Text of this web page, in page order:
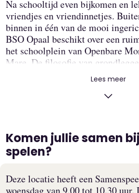
Na schooltijd even bijkomen en
vriendjes en vriendinnetjes.
binnen in één van de mooi
BSO Opaal beschikt over een
het schoolplein van Openbare
Mare. De filosofie van
Montessori, wordt ook gedeeld op
bekende uitspraak “Leer mij het
ook de rode draad bij BSO Opaal.
beleven!
BSO Opaal heeft het!
ook voorschoolse opvang van
Lees meer
Komen jullie samen
spelen?
Deze locatie heeft een
woensdag van 9.00 tot 10.30 uur.